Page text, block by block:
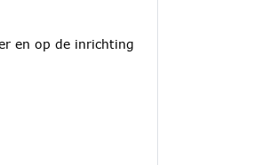
en op de inrichting